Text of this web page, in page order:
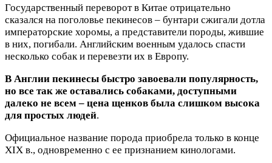
Государственный переворот в Китае отрицательно
сказался на поголовье пекинесов – бунтари сжигали дотла
императорские хоромы, а представители породы, жившие
в них, погибали. Английским военным удалось спасти
несколько собак и перевезти их в Европу.
В Англии пекинесы быстро завоевали популярность,
но все так же оставались собаками, доступными
далеко не всем – цена щенков была слишком высока
для простых людей.
Официальное название порода приобрела только в конце
XIX в., одновременно с ее признанием кинологами.